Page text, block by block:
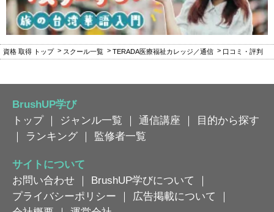
資格 取得 トップ スクール一覧 TERADA医療福祉カレッジ／通信 口コミ・評判
BrushUP学び
トップ｜ ジャンル一覧 ｜ 通信講座 ｜
目的から探す
｜
ランキング ｜ 監修者一覧
サイトについて
お問い合わせ ｜ BrushUP学びについて
｜
プライバシーポリシー ｜ 広告掲載について
｜